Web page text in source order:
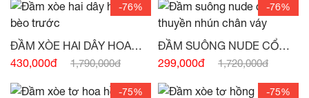
-76%
ĐẦM XÒE HAI DÂY HOA
TÍM BÈO TRƯỚC -(HẾT
430,000đ 1,790,000đ
-76%
ĐẦM SUÔNG NUDE CỔ
THUYỀN NHÚN CHÂN VÁY
299,000đ 1,720,000đ
-75% -75%